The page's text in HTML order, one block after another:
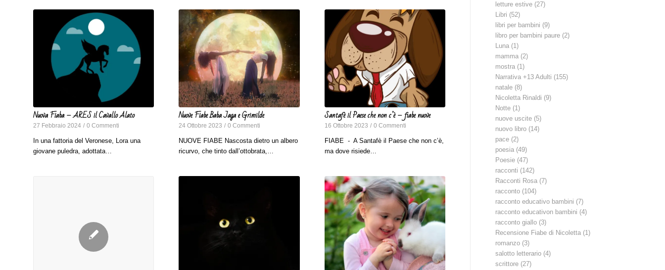
Nuova Fiaba – ARES il Cavallo Alato
27 Febbraio 2024 / 0 Commenti
In una fattoria del Veronese, Lora una
giovane puledra, adottata…
Nuove Fiabe Baba Jaga e Grimilde
24 Ottobre 2023 / 0 Commenti
NUOVE FIABE Nascosta dietro un albero
ricurvo, che tinto dall’ottobrata,…
Santafè il Paese che non c’è – fiabe nuove
16 Ottobre 2023 / 0 Commenti
FIABE - A Santafè il Paese che non c’è,
ma dove risiede…
letture estive (27)
Libri (52)
libri per bambini (9)
libro per bambini paure (2)
Luna (1)
mamma (2)
mostra (1)
Narrativa +13 Adulti (155)
natale (8)
Nicoletta Rinaldi (9)
Notte (1)
nuove uscite (5)
nuovo libro (14)
pace (2)
poesia (49)
Poesie (47)
racconti (142)
Racconti Rosa (7)
racconto (104)
racconto educativo bambini (7)
racconto educativon bambini (4)
racconto giallo (3)
Recensione Fiabe di Nicoletta (1)
romanzo (3)
salotto letterario (4)
scrittore (27)